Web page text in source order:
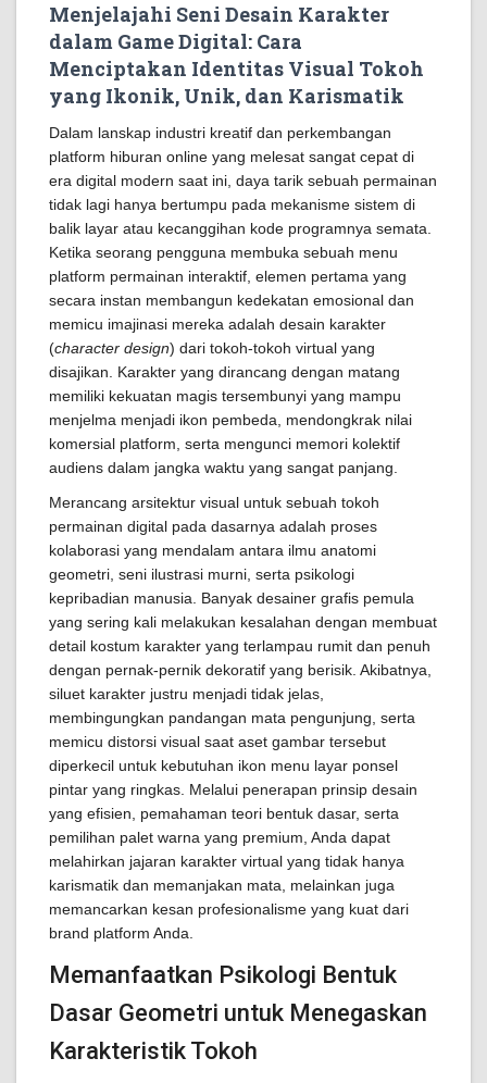
Menjelajahi Seni Desain Karakter
dalam Game Digital: Cara
Menciptakan Identitas Visual Tokoh
yang Ikonik, Unik, dan Karismatik
Dalam lanskap industri kreatif dan perkembangan
platform hiburan online yang melesat sangat cepat di
era digital modern saat ini, daya tarik sebuah permainan
tidak lagi hanya bertumpu pada mekanisme sistem di
balik layar atau kecanggihan kode programnya semata.
Ketika seorang pengguna membuka sebuah menu
platform permainan interaktif, elemen pertama yang
secara instan membangun kedekatan emosional dan
memicu imajinasi mereka adalah desain karakter
(character design) dari tokoh-tokoh virtual yang
disajikan. Karakter yang dirancang dengan matang
memiliki kekuatan magis tersembunyi yang mampu
menjelma menjadi ikon pembeda, mendongkrak nilai
komersial platform, serta mengunci memori kolektif
audiens dalam jangka waktu yang sangat panjang.
Merancang arsitektur visual untuk sebuah tokoh
permainan digital pada dasarnya adalah proses
kolaborasi yang mendalam antara ilmu anatomi
geometri, seni ilustrasi murni, serta psikologi
kepribadian manusia. Banyak desainer grafis pemula
yang sering kali melakukan kesalahan dengan membuat
detail kostum karakter yang terlampau rumit dan penuh
dengan pernak-pernik dekoratif yang berisik. Akibatnya,
siluet karakter justru menjadi tidak jelas,
membingungkan pandangan mata pengunjung, serta
memicu distorsi visual saat aset gambar tersebut
diperkecil untuk kebutuhan ikon menu layar ponsel
pintar yang ringkas. Melalui penerapan prinsip desain
yang efisien, pemahaman teori bentuk dasar, serta
pemilihan palet warna yang premium, Anda dapat
melahirkan jajaran karakter virtual yang tidak hanya
karismatik dan memanjakan mata, melainkan juga
memancarkan kesan profesionalisme yang kuat dari
brand platform Anda.
Memanfaatkan Psikologi Bentuk
Dasar Geometri untuk Menegaskan
Karakteristik Tokoh